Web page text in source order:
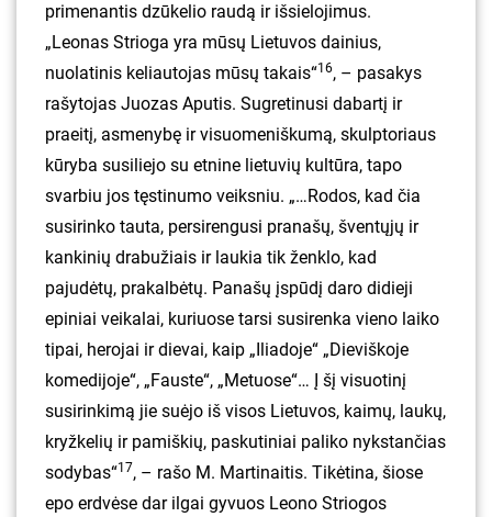
primenantis dzūkelio raudą ir išsielojimus.
„Leonas Strioga yra mūsų Lietuvos dainius,
nuolatinis keliautojas mūsų takais“16, – pasakys
rašytojas Juozas Aputis. Sugretinusi dabartį ir
praeitį, asmenybę ir visuomeniškumą, skulptoriaus
kūryba susiliejo su etnine lietuvių kultūra, tapo
svarbiu jos tęstinumo veiksniu. „…Rodos, kad čia
susirinko tauta, persirengusi pranašų, šventųjų ir
kankinių drabužiais ir laukia tik ženklo, kad
pajudėtų, prakalbėtų. Panašų įspūdį daro didieji
epiniai veikalai, kuriuose tarsi susirenka vieno laiko
tipai, herojai ir dievai, kaip „Iliadoje“ „Dieviškoje
komedijoje“, „Fauste“, „Metuose“… Į šį visuotinį
susirinkimą jie suėjo iš visos Lietuvos, kaimų, laukų,
kryžkelių ir pamiškių, paskutiniai paliko nykstančias
sodybas“17, – rašo M. Martinaitis. Tikėtina, šiose
epo erdvėse dar ilgai gyvuos Leono Striogos